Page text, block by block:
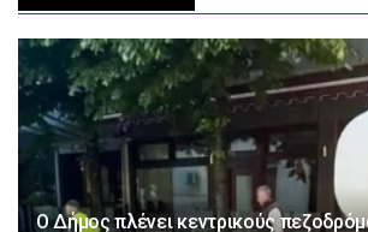
Ο Δήμος πλένει κεντρικούς